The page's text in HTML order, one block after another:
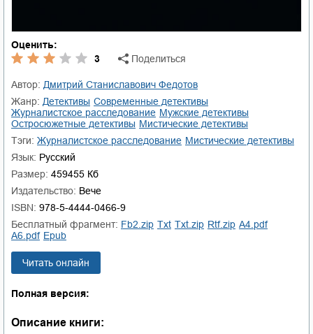
Оценить:
3
Поделиться
Автор:
Дмитрий Станиславович Федотов
Жанр:
детективы
современные детективы
журналистское расследование
мужские детективы
остросюжетные детективы
мистические детективы
Тэги:
журналистское расследование
мистические детективы
Язык: Русский
Размер: 459455 Кб
Издательство: Вече
ISBN: 978-5-4444-0466-9
Бесплатный фрагмент:
fb2.zip txt txt.zip rtf.zip
a4.pdf
a6.pdf
epub
Читать онлайн
Полная версия:
Описание книги: